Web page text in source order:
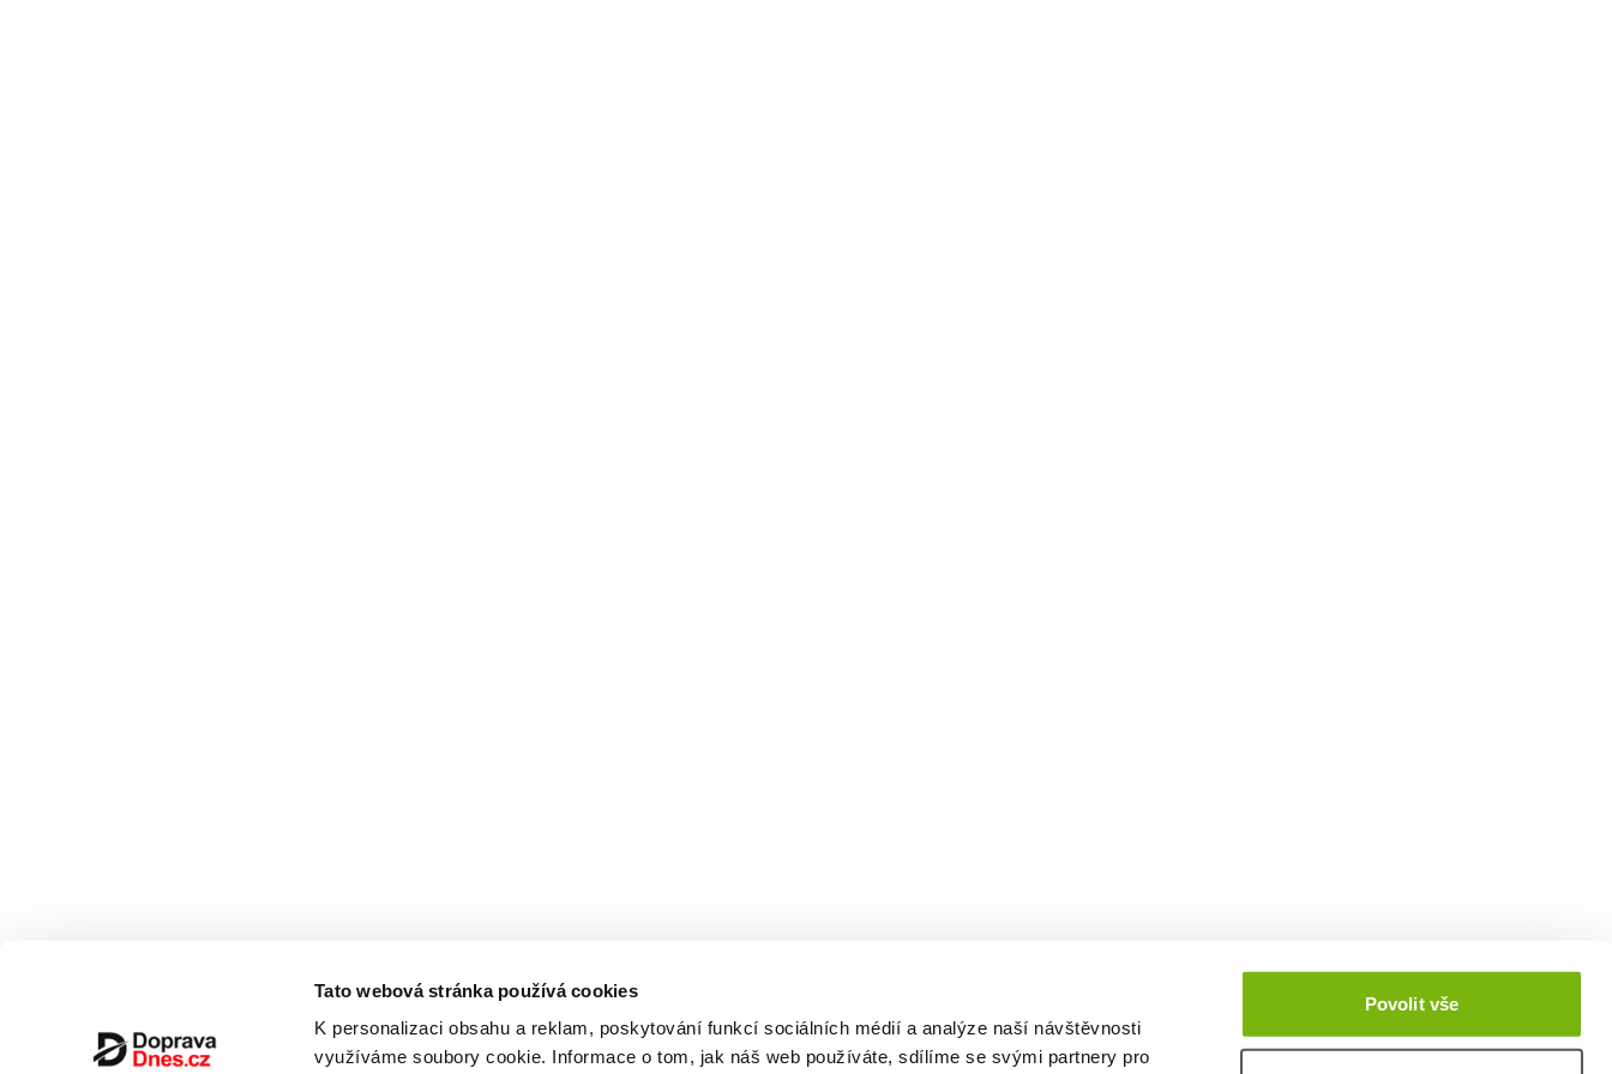
Tato webová stránka používá cookies
K personalizaci obsahu a reklam, poskytování funkcí sociálních médií a analýze naší návštěvnosti
využíváme soubory cookie. Informace o tom, jak náš web používáte, sdílíme se svými partnery pro
Povolit vše